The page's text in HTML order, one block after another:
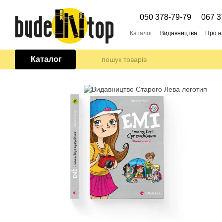
Перейти до основного контенту
050 378-79-79 067
Каталог Видавництва Про
Каталог